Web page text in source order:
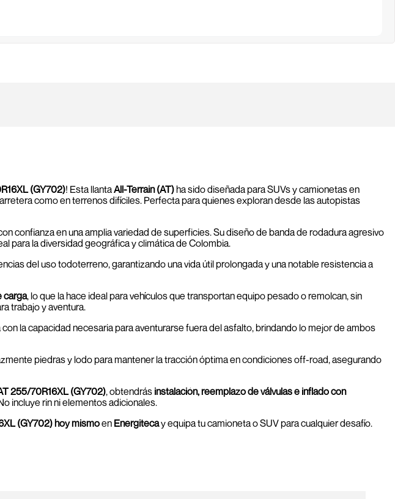
(GY702)! Esta llantaAll-Terrain (AT)ha sido diseñada para SUVs y camionetas en
como en terrenos difíciles. Perfecta para quienes exploran desde las autopistas
confianza en una amplia variedad de superficies. Su diseño de banda de rodadura agresivo
para la diversidad geográfica y climática de Colombia.
del uso todoterreno, garantizando una vida útil prolongada y una notable resistencia a
carga, lo que la hace ideal para vehículos que transportan equipo pesado o remolcan, sin
trabajo y aventura.
la capacidad necesaria para aventurarse fuera del asfalto, brindando lo mejor de ambos
piedras y lodo para mantener la tracción óptima en condiciones off-road, asegurando
255/70R16XL (GY702), obtendrás instalación, reemplazo de válvulas e inflado con
incluye rin ni elementos adicionales.
(GY702) hoy mismoen Energitecay equipa tu camioneta o SUV para cualquier desafío.